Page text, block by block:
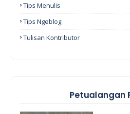
Tips Menulis
Tips Ngeblog
Tulisan Kontributor
Petualangan